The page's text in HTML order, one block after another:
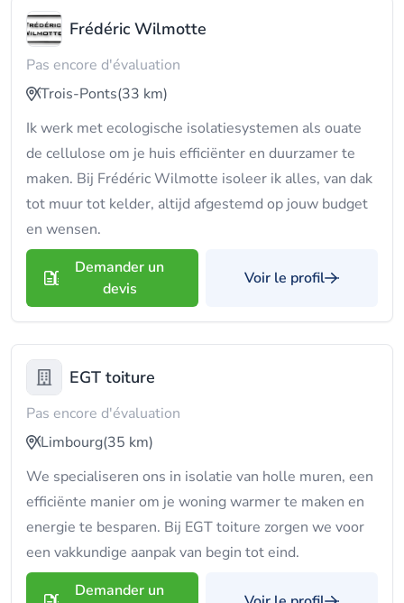
Frédéric Wilmotte
Pas encore d'évaluation
Trois-Ponts(33 km)
Ik werk met ecologische isolatiesystemen als ouate
de cellulose om je huis efficiënter en duurzamer te
maken. Bij Frédéric Wilmotte isoleer ik alles, van dak
tot muur tot kelder, altijd afgestemd op jouw budget
en wensen.
Demander un
devis
Voir le profil
EGT toiture
Pas encore d'évaluation
Limbourg(35 km)
We specialiseren ons in isolatie van holle muren, een
efficiënte manier om je woning warmer te maken en
energie te besparen. Bij EGT toiture zorgen we voor
een vakkundige aanpak van begin tot eind.
Demander un